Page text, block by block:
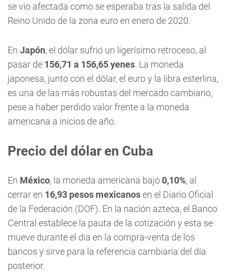
se vio afectada como se esperaba tras la salida del
Reino Unido de la zona euro en enero de 2020.
En Japón, el dólar sufrió un ligerísimo retroceso, al
pasar de 156,71 a 156,65 yenes. La moneda
japonesa, junto con el dólar, el euro y la libra esterlina,
es una de las más robustas del mercado cambiario,
pese a haber perdido valor frente a la moneda
americana a inicios de año.
Precio del dólar en Cuba
En México, la moneda americana bajó0,10%, al
cerrar en 16,93 pesos mexicanosen el Diario Oficial
de la Federación (DOF). En la nación azteca, el Banco
Central establece la pauta de la cotización y esta se
mueve durante el día en la compra-venta de los
bancos y sirve para la referencia cambiaria del día
posterior.